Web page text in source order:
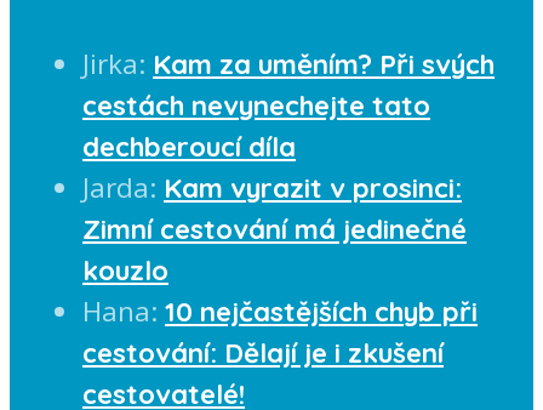
Jirka: Kam za uměním? Při svých
cestách nevynechejte tato
dechberoucí díla
Jarda: Kam vyrazit v prosinci:
Zimní cestování má jedinečné
kouzlo
Hana: 10 nejčastějších chyb při
cestování: Dělají je i zkušení
cestovatelé!